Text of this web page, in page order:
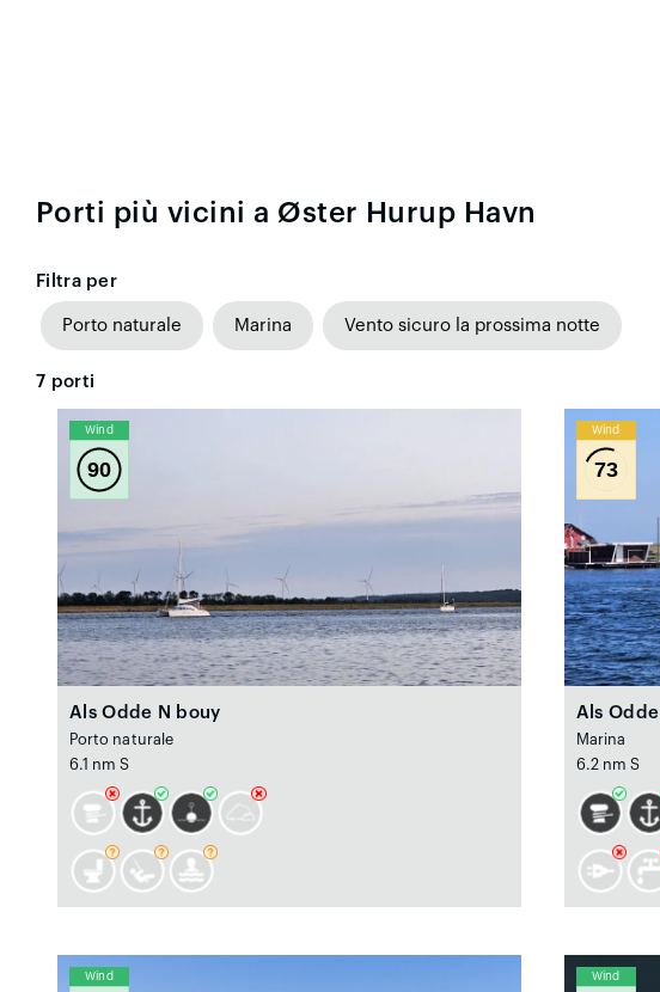
Porti più vicini a Øster Hurup Havn
Filtra per
Porto naturale Marina Vento sicuro la prossima notte
7 porti
Wind
90
Als Odde N bouy
Porto naturale
6.1 nm S
Wind
73
Als Odde
Marina
6.2 nm S
Wind Wind